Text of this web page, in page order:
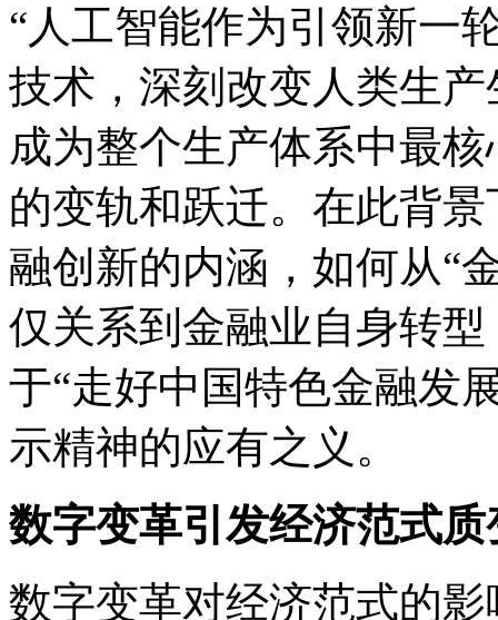
“人工智能作为引领新一
技术，深刻改变人类生
成为整个生产体系中最
的变轨和跃迁。在此背
融创新的内涵，如何从“
仅关系到金融业自身转
于“走好中国特色金融发
示精神的应有之义。
数字变革引发经济范式质
数字变革对经济范式的